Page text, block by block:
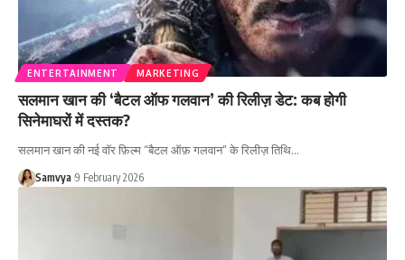
ENTERTAINMENT MARKETING
सलमान खान की ‘बैटल ऑफ गलवान’ की रिलीज़ डेट: कब होगी
सिनेमाघरों में दस्तक?
सलमान खान की नई वॉर फ़िल्म “बैटल ऑफ़ गलवान” के रिलीज़ तिथि…
Samvya 9 February 2026